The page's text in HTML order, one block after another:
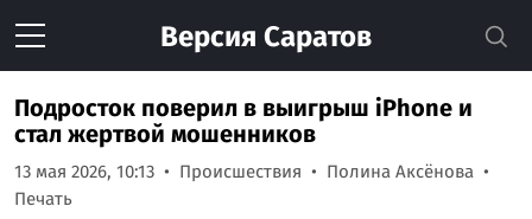
Версия Саратов
Подросток поверил в выигрыш iPhone и
стал жертвой мошенников
13 мая 2026, 10:13 Происшествия
Полина Аксёнова
Печать